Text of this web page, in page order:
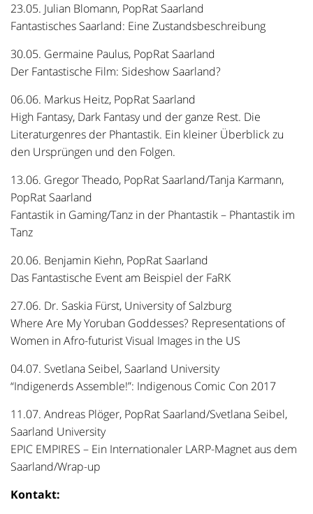
23.05. Julian Blomann, PopRat Saarland
Fantastisches Saarland: Eine Zustandsbeschreibung
30.05. Germaine Paulus, PopRat Saarland
Der Fantastische Film: Sideshow Saarland?
06.06. Markus Heitz, PopRat Saarland
High Fantasy, Dark Fantasy und der ganze Rest. Die
Literaturgenres der Phantastik. Ein kleiner Überblick zu
den Ursprüngen und den Folgen.
13.06. Gregor Theado, PopRat Saarland/Tanja Karmann,
PopRat Saarland
Fantastik in Gaming/Tanz in der Phantastik – Phantastik im
Tanz
20.06. Benjamin Kiehn, PopRat Saarland
Das Fantastische Event am Beispiel der FaRK
27.06. Dr. Saskia Fürst, University of Salzburg
Where Are My Yoruban Goddesses? Representations of
Women in Afro-futurist Visual Images in the US
04.07. Svetlana Seibel, Saarland University
“Indigenerds Assemble!”: Indigenous Comic Con 2017
11.07. Andreas Plöger, PopRat Saarland/Svetlana Seibel,
Saarland University
EPIC EMPIRES – Ein Internationaler LARP-Magnet aus dem
Saarland/Wrap-up
Kontakt: